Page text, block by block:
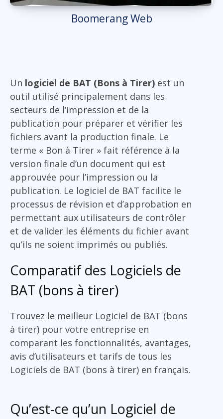
Boomerang Web
Un logiciel de BAT (Bons à Tirer) est un
outil utilisé principalement dans les
secteurs de l’impression et de la
publication pour préparer et vérifier les
fichiers avant la production finale. Le
terme « Bon à Tirer » fait référence à la
version finale d’un document qui est
approuvée pour l’impression ou la
publication. Le logiciel de BAT facilite le
processus de révision et d’approbation en
permettant aux utilisateurs de contrôler
et de valider les éléments du fichier avant
qu’ils ne soient imprimés ou publiés.
Comparatif des Logiciels de
BAT (bons à tirer)
Trouvez le meilleur Logiciel de BAT (bons
à tirer) pour votre entreprise en
comparant les fonctionnalités, avantages,
avis d’utilisateurs et tarifs de tous les
Logiciels de BAT (bons à tirer) en français.
Qu’est-ce qu’un Logiciel de